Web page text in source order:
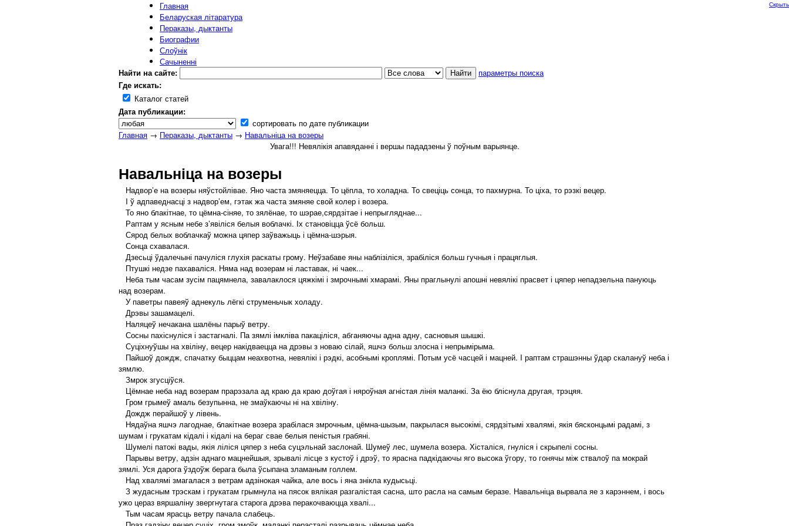
Главная
Беларуская літаратура
Пераказы, дыктанты
Биографии
Слоўнік
Сачыненні
Найти на сайте:
параметры поиска
Где искать:
Каталог статей
Дата публикации:
сортировать по дате публикации
Скрыть
Главная → Пераказы, дыктанты → Навальніца на возеры
Увага!!! Невялікія апавяданні і вершы пададзены ў поўным варыянце.
Навальніца на возеры
Надвор’е на возеры няўстойлівае. Яно часта змяняецца. То цёпла, то холадна. То свеціць сонца, то пахмурна. То ціха, то рэзкі вецер.
I ў адпаведнасці з надвор’ем, гэтак жа часта змяняе свой колер і возера.
То яно блакітнае, то цёмна-сіняе, то зялёнае, то шэрае,сярдзітае і непрыгляднае...
Раптам у ясным небе з’явіліся белыя воблачкі. Іх становіцца ўсё больш.
Сярод белых воблачкаў можна цяпер заўважыць і цёмна-шэрыя.
Сонца схавалася.
Дзесьці ўдалечыні пачуліся глухія раскаты грому. Неўзабаве яны наблізіліся, зрабіліся больш гучныя і працяглыя.
Птушкі недзе пахаваліся. Няма над возерам ні ластавак, ні чаек...
Неба тым часам зусім пацямнела, завалаклося цяжкімі і змрочнымі хмарамі. Яны праглынулі апошні невялікі прасвет і цяпер непадзельна пануюць
над возерам.
У паветры павеяў аднекуль лёгкі струменьчык холаду.
Дрэвы зашамацелі.
Наляцеў нечакана шалёны парыў ветру.
Сосны пахіснуліся і застагналі. Па зямлі імкліва пакаціліся, абганяючы адна адну, сасновыя шышкі.
Суціхнуўшы на хвіліну, вецер накідваецца на дрэвы з новаю сілай, яшчэ больш злосна і непрымірыма.
Пайшоў дождж, спачатку быццам неахвотна, невялікі і рэдкі, асобнымі кроплямі. Потым усё часцей і мацней. I раптам страшэнны ўдар скалануў неба і
зямлю.
Змрок згусціўся.
Цёмнае неба над возерам прарэзала ад краю да краю доўгая і няроўная агністая лінія маланкі. За ёю бліснула другая, трэцяя.
Гром грымеў амаль безупынна, не змаўкаючы ні на хвіліну.
Дождж перайшоў у лівень.
Нядаўна яшчэ лагоднае, блакітнае возера зрабілася змрочным, цёмна-шызым, пакрылася высокімі, сярдзітымі хвалямі, якія бясконцымі радамі, з
шумам і грукатам кідалі і кідалі на бераг свае белыя пеністыя грабяні.
Шумелі патокі вады, якія ліліся цяпер з неба суцэльнай заслонай. Шумеў лес, шумела возера. Хісталіся, гнуліся і скрыпелі сосны.
Парывы ветру, адзін аднаго мацнейшыя, зрывалі лісце з кустоў і дрэў, то ярасна падкідаючы яго высока ўгору, то гонячы між ствалоў па мокрай
зямлі. Уся дарога ўздоўж берага была ўсыпана зламаным голлем.
Над хвалямі змагалася з ветрам адзінокая чайка, але вось і яна знікла кудысьці.
З жудасным трэскам і грукатам грымнула на пясок вялікая разгалістая сасна, што расла на самым беразе. Навальніца вырвала яе з карэннем, і вось
ужо цераз вяршаліну звергнутага старога дрэва перакочваюцца хвалі...
Тым часам ярасць ветру пачала слабець.